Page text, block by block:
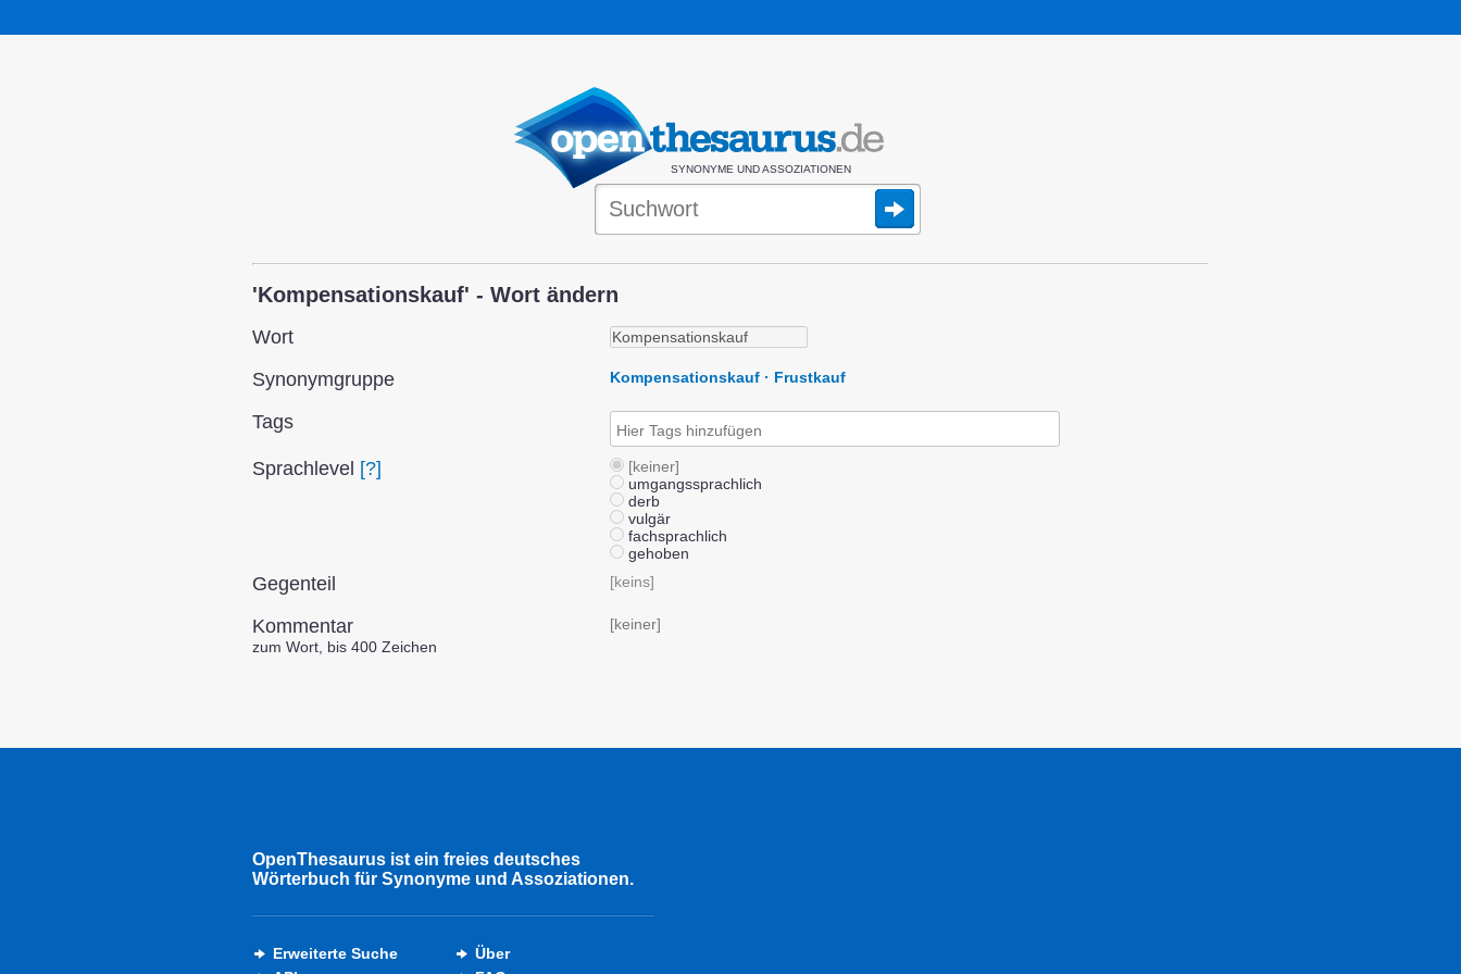
SYNONYME UND ASSOZIATIONEN
'Kompensationskauf' - Wort ändern
Wort
Synonym­gruppe
Kompensationskauf · Frustkauf
Tags
Sprach­level [?]
[keiner]
umgangssprachlich
derb
vulgär
fachsprachlich
gehoben
Gegenteil [keins]
Kommentar
zum Wort, bis 400 Zeichen
[keiner]
OpenThesaurus ist ein freies deutsches
Wörterbuch für Synonyme und Assoziationen.
Erweiterte Suche
Über